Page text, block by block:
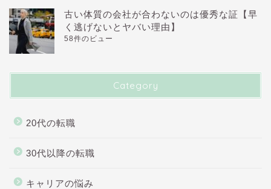
古い体質の会社が合わないのは優秀な証【早
く逃げないとヤバい理由】
58件のビュー
Category
20代の転職
30代以降の転職
キャリアの悩み